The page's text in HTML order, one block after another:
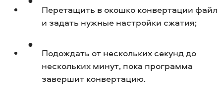
Перетащить в окошко конвертации файл
и задать нужные настройки сжатия;
Подождать от нескольких секунд до
нескольких минут, пока программа
завершит конвертацию.